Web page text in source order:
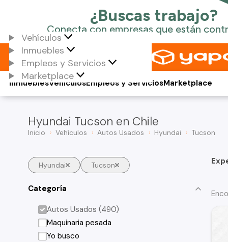
Vehículos
Inmuebles
Empleos y Servicios
Marketplace
Vehículos
Inmuebles Empleos y ServiciosMarketplace
Hyundai Tucson en Chile
Inicio Vehículos Autos Usados Hyundai Tucson
Hyundai Tucson
Categoría
Autos Usados (490)
Maquinaria pesada
Yo busco